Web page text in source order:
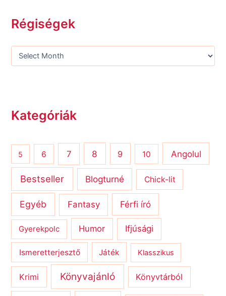
Régiségek
Kategóriák
5 6 7 8 9 10 Angolul
Bestseller Blogturné Chick-lit
Egyéb Fantasy Férfi író
Gyerekpolc Humor Ifjúsági
Ismeretterjesztő Játék Klasszikus
Krimi Könyvajánló Könyvtárból